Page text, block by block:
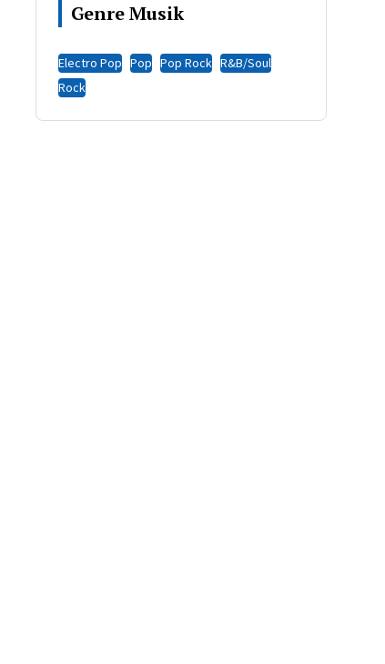
Genre Musik
Electro Pop Pop Pop Rock R&B/Soul
Rock